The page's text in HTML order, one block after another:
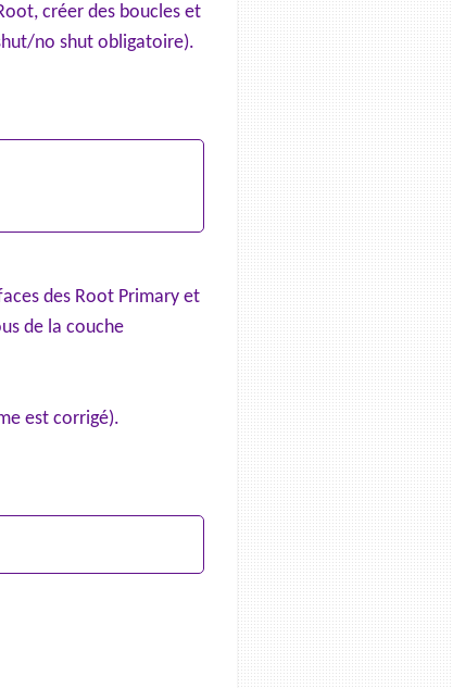
créer des boucles et
no shut obligatoire).
des Root Primary et
de la couche
est corrigé).